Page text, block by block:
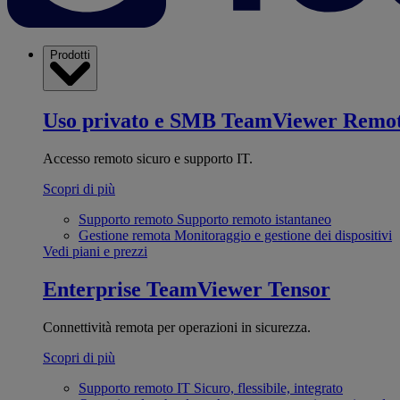
Prodotti
Uso privato e SMB TeamViewer
Accesso remoto sicuro e supporto IT.
Scopri di più
Supporto remoto Supporto remoto istantaneo
Gestione remota Monitoraggio e gestione dei dispositivi
Vedi piani e prezzi
Enterprise TeamViewer Tensor
Connettività remota per operazioni in sicurezza.
Scopri di più
Supporto remoto IT Sicuro, flessibile, integrato